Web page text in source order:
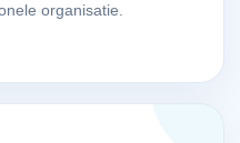
organisatie.